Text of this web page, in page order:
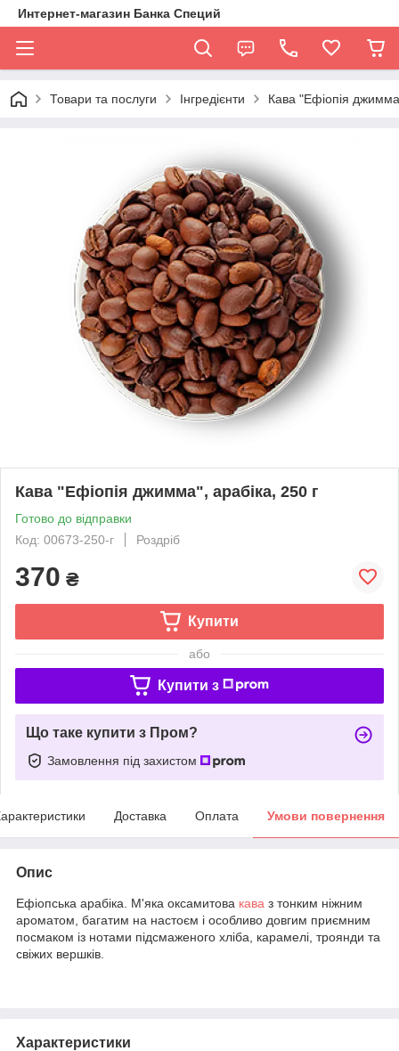
Интернет-магазин Банка Специй
Товари та послуги Інгредієнти Кава "Ефіопія
Кава "Ефіопія джимма", арабіка, 250 г
Готово до відправки
Код: 00673-250-г
Роздріб
370 ₴
Купити
або
Купити з
Що таке купити з Пром?
Замовлення під захистом
Доставка Оплата Умови повернення
Опис
Ефіопська арабіка. М'яка оксамитова кава з тонким ніжним
ароматом, багатим на настоєм і особливо довгим приємним
посмаком із нотами підсмаженого хліба, карамелі, троянди та
свіжих вершків.
Характеристики